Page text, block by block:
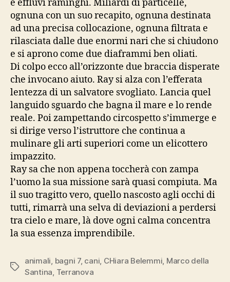
e effluvi raminghi. Miliardi di particelle,
ognuna con un suo recapito, ognuna destinata
ad una precisa collocazione, ognuna filtrata e
rilasciata dalle due enormi nari che si chiudono
e si aprono come due diaframmi ben oliati.
Di colpo ecco all’orizzonte due braccia disperate
che invocano aiuto. Ray si alza con l’efferata
lentezza di un salvatore svogliato. Lancia quel
languido sguardo che bagna il mare e lo rende
reale. Poi zampettando circospetto s’immerge e
si dirige verso l’istruttore che continua a
mulinare gli arti superiori come un elicottero
impazzito.
Ray sa che non appena toccherà con zampa
l’uomo la sua missione sarà quasi compiuta. Ma
il suo tragitto vero, quello nascosto agli occhi di
tutti, rimarrà una selva di deviazioni a perdersi
tra cielo e mare, là dove ogni calma concentra
la sua essenza imprendibile.
Tag
animali bagni 7, cani CHiara Belemmi Marco della
Santina Terranova